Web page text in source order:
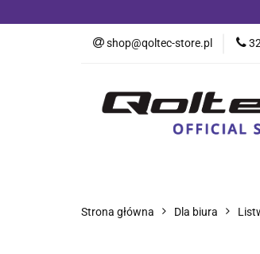
shop@qoltec-store.pl
Blog
Strona główna Dla biura